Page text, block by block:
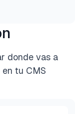
donde vas a
tu CMS